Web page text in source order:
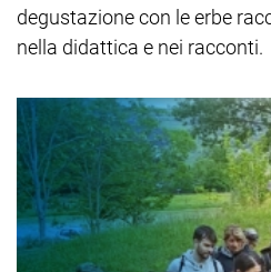
degustazione con le erbe
nella didattica e nei racconti.